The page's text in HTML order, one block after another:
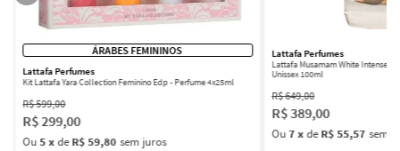
ÁRABES FEMININOS
Lattafa Perfumes
Kit Lattafa Yara Collection Feminino Edp - Perfume 4x25ml
R$599,00
R$299,00
Ou5 xdeR$ 59,80 sem juros
Lattafa Perfumes
Lattafa Musamam White Intense
Unissex 100ml
R$649,00
R$389,00
Ou7xdeR$ 55,57 sem